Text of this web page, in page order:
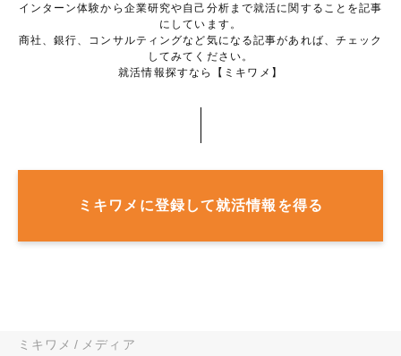
インターン体験から企業研究や自己分析まで就活に関することを記事
にしています。
商社、銀行、コンサルティングなど気になる記事があれば、チェック
してみてください。
就活情報探すなら【ミキワメ】
ミキワメに登録して就活情報を得る
ミキワメ メディア